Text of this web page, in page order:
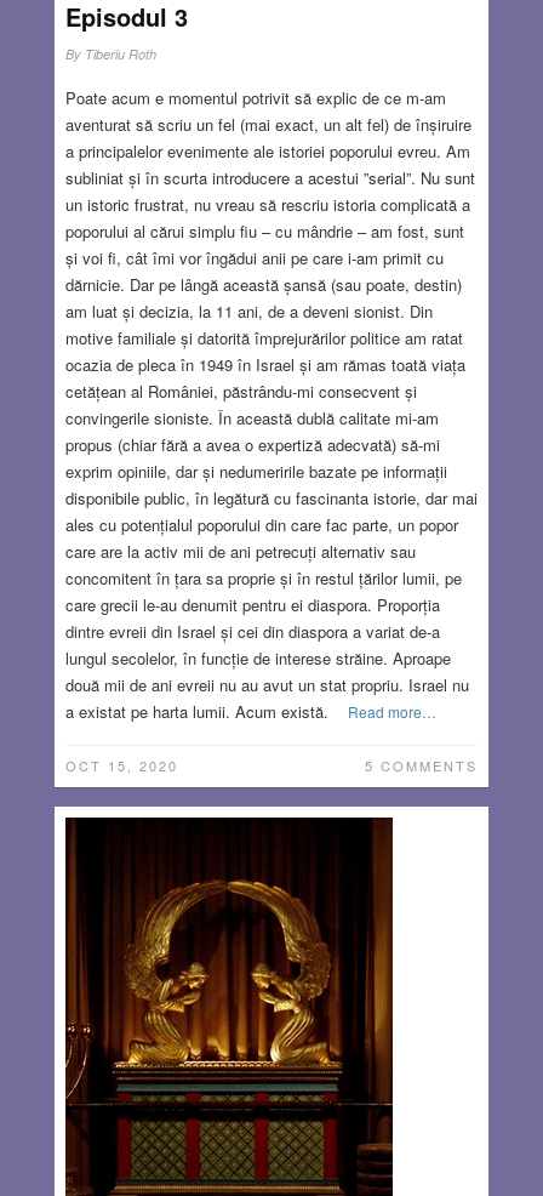
Episodul 3
By Tiberiu Roth
Poate acum e momentul potrivit să explic de ce m-am
aventurat să scriu un fel (mai exact, un alt fel) de înșiruire
a principalelor evenimente ale istoriei poporului evreu. Am
subliniat și în scurta introducere a acestui ”serial”. Nu sunt
un istoric frustrat, nu vreau să rescriu istoria complicată a
poporului al cărui simplu fiu – cu mândrie – am fost, sunt
și voi fi, cât îmi vor îngădui anii pe care i-am primit cu
dărnicie. Dar pe lângă această șansă (sau poate, destin)
am luat și decizia, la 11 ani, de a deveni sionist. Din
motive familiale și datorită împrejurărilor politice am ratat
ocazia de pleca în 1949 în Israel și am rămas toată viața
cetățean al României, păstrându-mi consecvent și
convingerile sioniste. În această dublă calitate mi-am
propus (chiar fără a avea o expertiză adecvată) să-mi
exprim opiniile, dar și nedumeririle bazate pe informații
disponibile public, în legătură cu fascinanta istorie, dar mai
ales cu potențialul poporului din care fac parte, un popor
care are la activ mii de ani petrecuți alternativ sau
concomitent în țara sa proprie și în restul țărilor lumii, pe
care grecii le-au denumit pentru ei diaspora. Proporția
dintre evreii din Israel și cei din diaspora a variat de-a
lungul secolelor, în funcție de interese străine. Aproape
două mii de ani evreii nu au avut un stat propriu. Israel nu
a existat pe harta lumii. Acum există.
Read more…
OCT 15, 2020 5 COMMENTS